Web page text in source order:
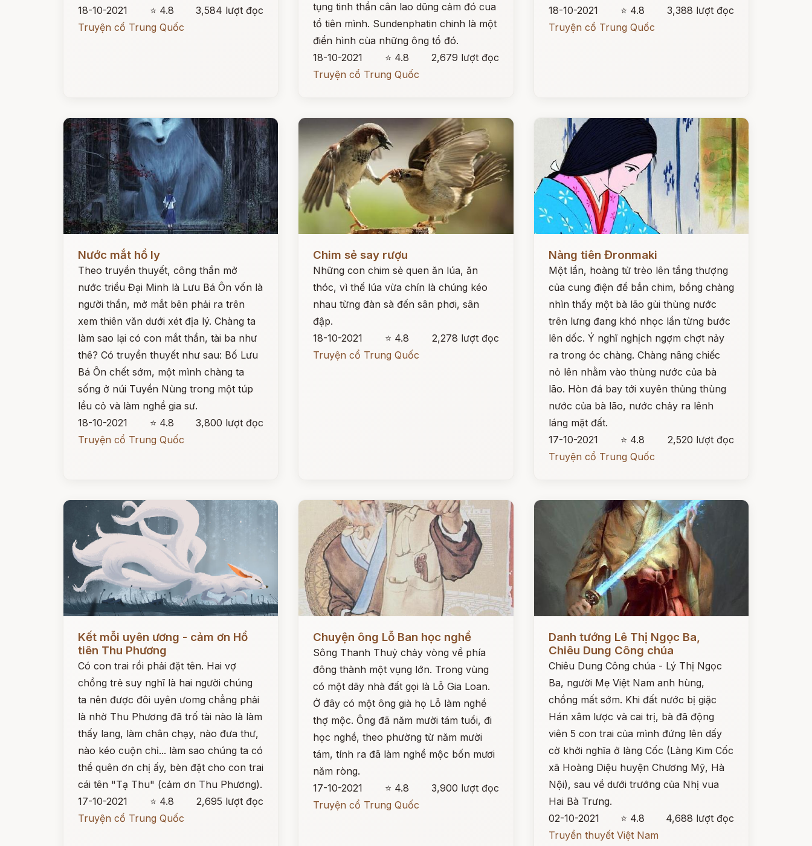
18-10-2021
⭐ 4.8
3,584 lượt đọc
Truyện cổ Trung Quốc
tụng tinh thần cân lao dũng cảm đó cua
tổ tiên mình. Sundenphatin chinh là một
điển hình cùa những ông tổ đó.
18-10-2021
⭐ 4.8
2,679 lượt đọc
Truyện cổ Trung Quốc
18-10-2021
⭐ 4.8
3,388 lượt đọc
Truyện cổ Trung Quốc
Nước mắt hồ ly
Theo truyền thuyết, công thần mở
nước triều Đại Minh là Lưu Bá Ôn vốn là
người thần, mở mắt bên phải ra trên
xem thiên văn dưới xét địa lý. Chàng ta
làm sao lại có con mắt thần, tài ba như
thê? Có truyền thuyết như sau: Bố Lưu
Bá Ôn chết sớm, một mình chàng ta
sống ở núi Tuyền Nùng trong một túp
lều cỏ và làm nghề gia sư.
18-10-2021
⭐ 4.8
3,800 lượt đọc
Truyện cổ Trung Quốc
Chim sẻ say rượu
Những con chim sẻ quen ăn lúa, ăn
thóc, vì thế lúa vừa chín là chúng kéo
nhau từng đàn sà đến sân phơi, sân
đập.
18-10-2021
⭐ 4.8
2,278 lượt đọc
Truyện cổ Trung Quốc
Nàng tiên Đronmaki
Một lần, hoàng tử trèo lên tầng thượng
của cung điện để bắn chim, bồng chàng
nhìn thấy một bà lão gùi thùng nước
trên lưng đang khó nhọc lần từng bước
lên dốc. Ý nghĩ nghịch ngợm chợt nảy
ra trong óc chàng. Chàng nâng chiếc
nỏ lên nhằm vào thùng nước của bà
lão. Hòn đá bay tới xuyên thủng thùng
nước của bà lão, nước chảy ra lênh
láng mặt đất.
17-10-2021
⭐ 4.8
2,520 lượt đọc
Truyện cổ Trung Quốc
Đọc ngay
Kết mỗi uyên ương - cảm ơn Hồ
tiên Thu Phương
Có con trai rồi phải đặt tên. Hai vợ
chồng trẻ suy nghĩ là hai người chúng
ta nên được đôi uyên ưomg chẳng phải
là nhờ Thu Phương đã trố tài nào là làm
thấy lang, làm chân chạy, nào đưa thư,
nào kéo cuộn chỉ... làm sao chúng ta có
thể quên ơn chị ấy, bèn đặt cho con trai
cái tên "Tạ Thu" (cảm ơn Thu Phương).
17-10-2021
⭐ 4.8
2,695 lượt đọc
Truyện cổ Trung Quốc
Chuyện ông Lỗ Ban học nghề
Sông Thanh Thuỷ chảy vòng về phía
đông thành một vụng lớn. Trong vùng
có một dãy nhà đất gọi là Lỗ Gia Loan.
Ở đây có một ông già họ Lỗ làm nghề
thợ mộc. Ông đã năm mười tám tuổi, đi
học nghề, theo phường từ năm mười
tám, tính ra đã làm nghề mộc bốn mươi
năm ròng.
17-10-2021
⭐ 4.8
3,900 lượt đọc
Truyện cổ Trung Quốc
Danh tướng Lê Thị Ngọc Ba,
Chiêu Dung Công chúa
Chiêu Dung Công chúa - Lý Thị Ngọc
Ba, người Mẹ Việt Nam anh hùng,
chồng mất sớm. Khi đất nước bị giặc
Hán xâm lược và cai trị, bà đã động
viên 5 con trai của mình đứng lên dấy
cờ khởi nghĩa ở làng Cốc (Làng Kim Cốc
xã Hoàng Diệu huyện Chương Mỹ, Hà
Nội), sau về dưới trướng của Nhị vua
Hai Bà Trưng.
02-10-2021
⭐ 4.8
4,688 lượt đọc
Truyền thuyết Việt Nam